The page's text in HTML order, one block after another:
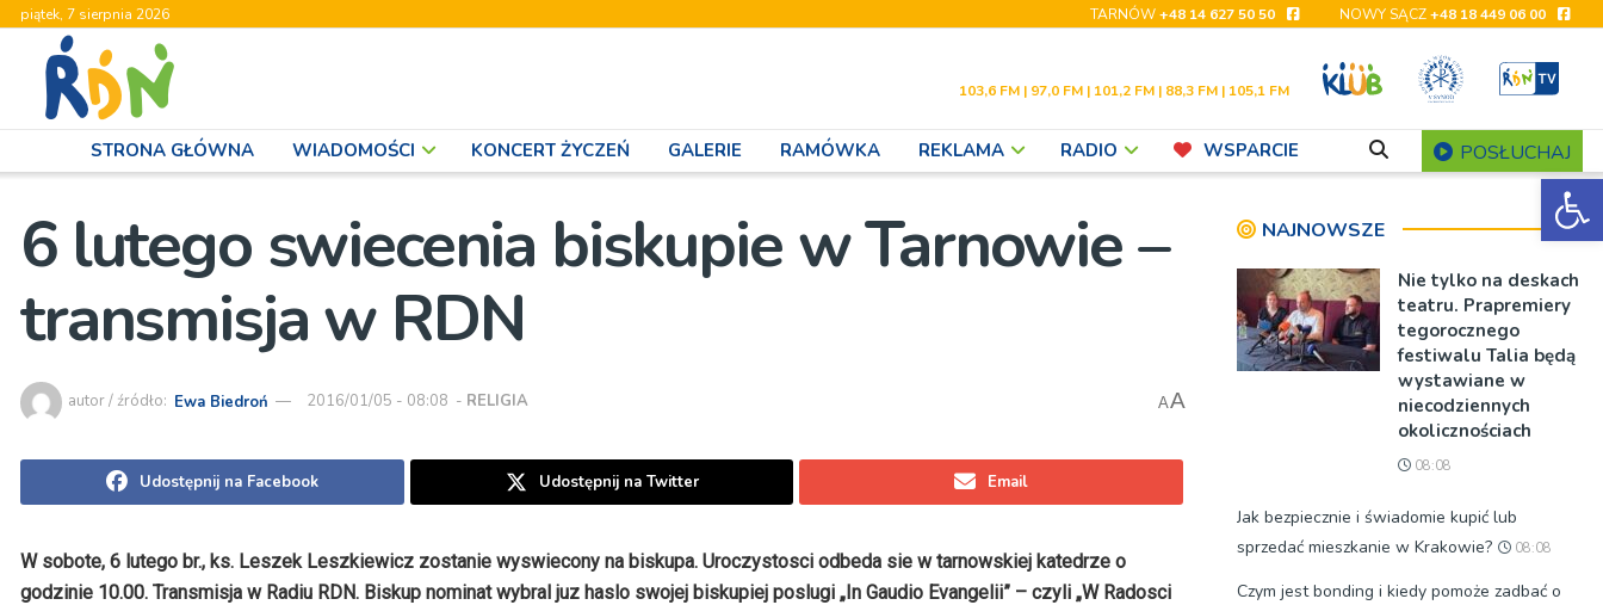
piątek, 7 sierpnia 2026 TARNÓW+48 14 627 50 50 NOWY SĄCZ+48 18 449 06 00
103,6 FM | 97,0 FM | 101,2 FM | 88,3 FM | 105,1 FM
STRONA GŁÓWNA WIADOMOŚCI KONCERT ŻYCZEŃ GALERIE RAMÓWKA REKLAMA RADIO WSPARCIE POSŁUCHAJ
6 lutego swiecenia biskupie w Tarnowie –
transmisja w RDN
autor / źródło: Ewa Biedroń 2016/01/05 - 08:08 - RELIGIA AA
Udostępnij na Facebook Udostępnij na Twitter Email
W sobote, 6 lutego br., ks. Leszek Leszkiewicz zostanie wyswiecony na biskupa. Uroczystosci odbeda sie w tarnowskiej katedrze o
godzinie 10.00. Transmisja w Radiu RDN. Biskup nominat wybral juz haslo swojej biskupiej poslugi „In Gaudio Evangelii” – czyli „W Radosci
NAJNOWSZE
Nie tylko na deskach
teatru. Prapremiery
tegorocznego
festiwalu Talia będą
wystawiane w
niecodziennych
okolicznościach
08:08
Jak bezpiecznie i świadomie kupić lub
sprzedać mieszkanie w Krakowie?
08:08
Czym jest bonding i kiedy pomoże zadbać o